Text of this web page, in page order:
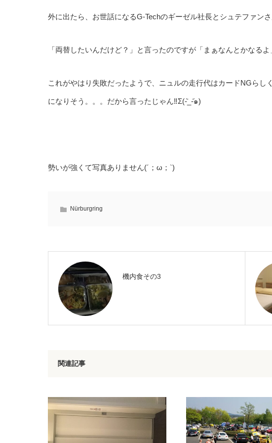
外に出たら、お世話になるG-Techのギーゼル社長とシュテファン
「両替したいんだけど？」と言ったのですが「まぁなんとかなる
これがやはり失敗だったようで、ニュルの走行代はカードNGらし
になりそう。。。だから言ったじゃん‼︎Σ(-᷅_-᷄๑)
勢いが強くて写真ありません(´；ω；`)
Nürburgring
機内食その3
関連記事